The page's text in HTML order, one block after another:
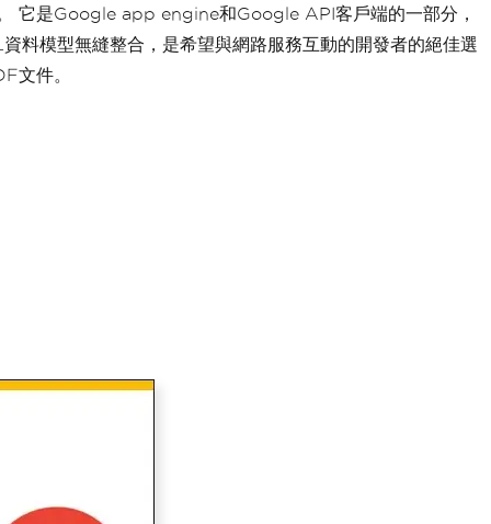
它是Google app engine和Google API客戶端的一部分，
模型無縫整合，是希望與網路服務互動的開發者的絕佳選
文件。